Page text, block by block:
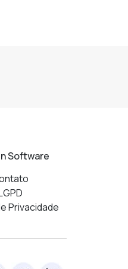
Software
Privacidade